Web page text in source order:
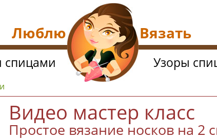
Видео мастер класс
Простое вязание носков на 2
спицами Узоры
Люблю Вязать